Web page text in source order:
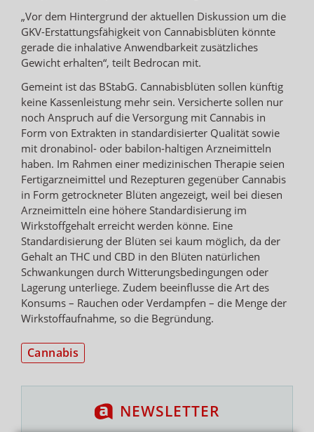
„Vor dem Hintergrund der aktuellen Diskussion um die
GKV-Erstattungsfähigkeit von Cannabisblüten könnte
gerade die inhalative Anwendbarkeit zusätzliches
Gewicht erhalten“, teilt Bedrocan mit.
Gemeint ist das BStabG. Cannabisblüten sollen künftig
keine Kassenleistung mehr sein. Versicherte sollen nur
noch Anspruch auf die Versorgung mit Cannabis in
Form von Extrakten in standardisierter Qualität sowie
mit dronabinol- oder babilon-haltigen Arzneimitteln
haben. Im Rahmen einer medizinischen Therapie seien
Fertigarzneimittel und Rezepturen gegenüber Cannabis
in Form getrockneter Blüten angezeigt, weil bei diesen
Arzneimitteln eine höhere Standardisierung im
Wirkstoffgehalt erreicht werden könne. Eine
Standardisierung der Blüten sei kaum möglich, da der
Gehalt an THC und CBD in den Blüten natürlichen
Schwankungen durch Witterungsbedingungen oder
Lagerung unterliege. Zudem beeinflusse die Art des
Konsums – Rauchen oder Verdampfen – die Menge der
Wirkstoffaufnahme, so die Begründung.
Cannabis
NEWSLETTER